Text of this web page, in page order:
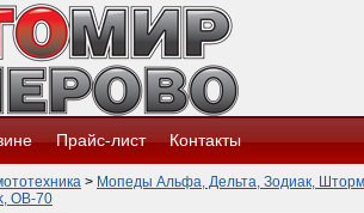
Прайс-лист Контакты
> Мопеды Альфа, Дельта, Зодиак,
ОВ-70